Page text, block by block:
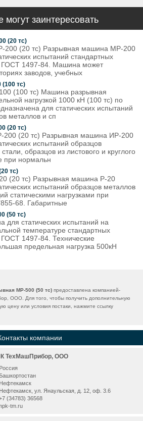
могут заинтересовать
(20 тс)
200 (20 тс) Разрывная машина МР-200
испытаний стандартных
ГОСТ 1497-84. Машина может
заводов, учебных
тс)
(100 тс) Машина разрывная
нагрузкой 1000 кН (100 тс) по
для статических испытаний
металлов и сп
(20 тс)
(20 тс) Разрывная машина ИР-200
испытаний образцов
образцов из листового и круглого
при нормальн
тс)
(20 тс) Разрывная машина Р-20
испытаний образцов металлов
статическими нагрузками при
68. Габаритные
(50 тс)
для статических испытаний на
температуре стандартных
1497-84. Технические
предельная нагрузка 500кН
МР-500 (50 тс) предоставлена компанией-
ООО. Для того, чтобы получить дополнительную
цену или условия постаки, нажмите ссылку
компании
ТехМашПрибор, ООО
Россия
Башкортостан
Нефтекамск
Нефтекамск, ул. Янаульская, д. 12, оф. 3.6
(34783) 36568
tm.ru